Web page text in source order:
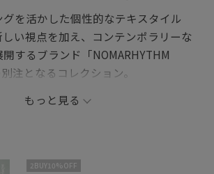
を活かした個性的なテキスタイル
い視点を加え、コンテンポラリーな
するブランド「NOMARHYTHM
注となるコレクション。
飾と黒一色で統一した柄シャツが派手
。オールブラックでもカッコいいで
さいませ。
もっと見る
2BUY10%OFF